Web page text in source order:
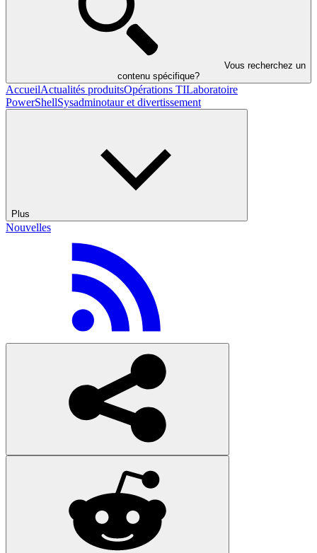
Vous recherchez un
contenu spécifique?
AccueilActualités produitsOpérations TILaboratoire
PowerShellSysadminotaur et divertissement
Plus
Nouvelles